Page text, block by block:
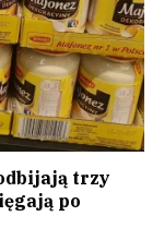
trzy
po